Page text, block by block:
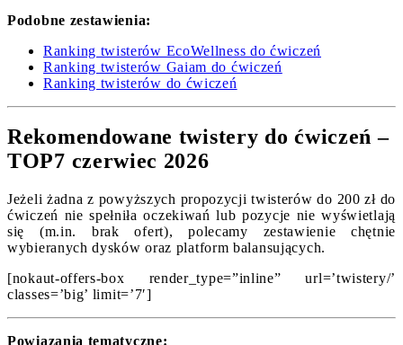
Podobne zestawienia:
Ranking twisterów EcoWellness do ćwiczeń
Ranking twisterów Gaiam do ćwiczeń
Ranking twisterów do ćwiczeń
Rekomendowane twistery do ćwiczeń –
TOP7 czerwiec 2026
Jeżeli żadna z powyższych propozycji twisterów do 200 zł do
ćwiczeń nie spełniła oczekiwań lub pozycje nie wyświetlają
się (m.in. brak ofert), polecamy zestawienie chętnie
wybieranych dysków oraz platform balansujących.
[nokaut-offers-box render_type=”inline” url=’twistery/’
classes=’big’ limit=’7′]
Powiązania tematyczne: